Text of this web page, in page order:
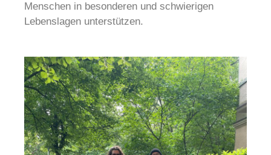
Menschen in besonderen und schwierigen
Lebenslagen unterstützen.